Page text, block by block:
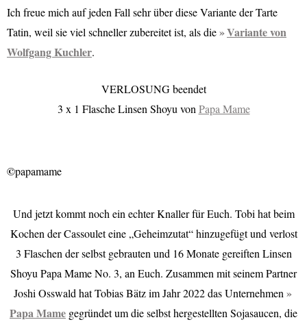
Ich freue mich auf jeden Fall sehr über diese Variante der Tarte
Tatin, weil sie viel schneller zubereitet ist, als die
Variante von
Wolfgang Kuchler.
VERLOSUNG beendet
3 x 1 Flasche Linsen Shoyu vonPapa Mame
©papamame
Und jetzt kommt noch ein echter Knaller für Euch. Tobi hat beim
Kochen der Cassoulet eine „Geheimzutat“ hinzugefügt und verlost
3 Flaschen der selbst gebrauten und 16 Monate gereiften Linsen
Shoyu Papa Mame No. 3, an Euch. Zusammen mit seinem Partner
Joshi Osswald hat Tobias Bätz im Jahr 2022 das Unternehmen
Papa Mame gegründet um die selbst hergestellten Sojasaucen, die